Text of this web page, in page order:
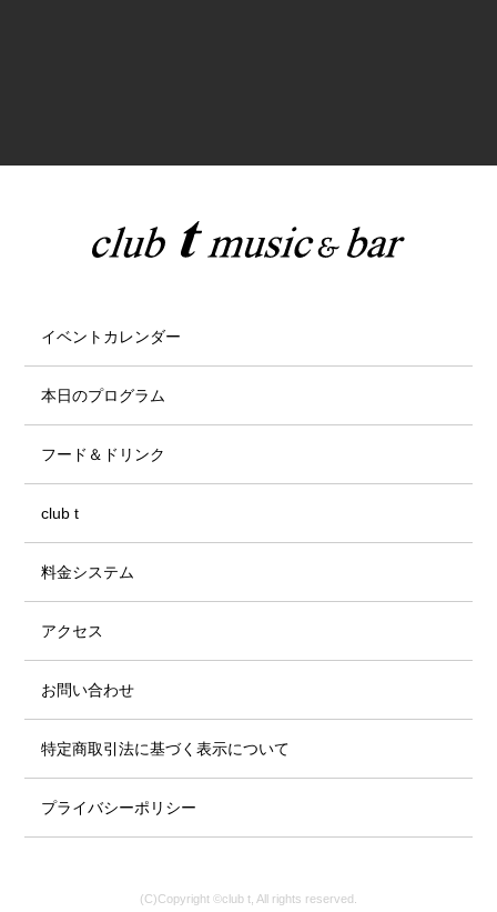
イベントカレンダー
本日のプログラム
フード＆ドリンク
club t
料金システム
アクセス
お問い合わせ
特定商取引法に基づく表示について
プライバシーポリシー
(C)Copyright ©club t, All rights reserved.